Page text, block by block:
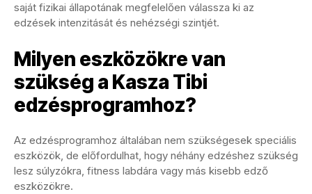
saját fizikai állapotának megfelelően válassza ki az
edzések intenzitását és nehézségi szintjét.
Milyen eszközökre van
szükség a Kasza Tibi
edzésprogramhoz?
Az edzésprogramhoz általában nem szükségesek speciális
eszközök, de előfordulhat, hogy néhány edzéshez szükség
lesz súlyzókra, fitness labdára vagy más kisebb edző
eszközökre.